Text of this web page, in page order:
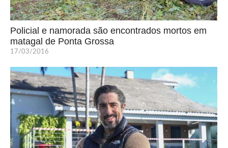
Policial e namorada são encontrados mortos em
matagal de Ponta Grossa
17/03/2016